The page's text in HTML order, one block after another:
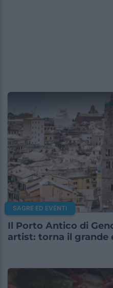
SAGRE ED EVENTI
Il Porto Antico di
artist: torna il grande